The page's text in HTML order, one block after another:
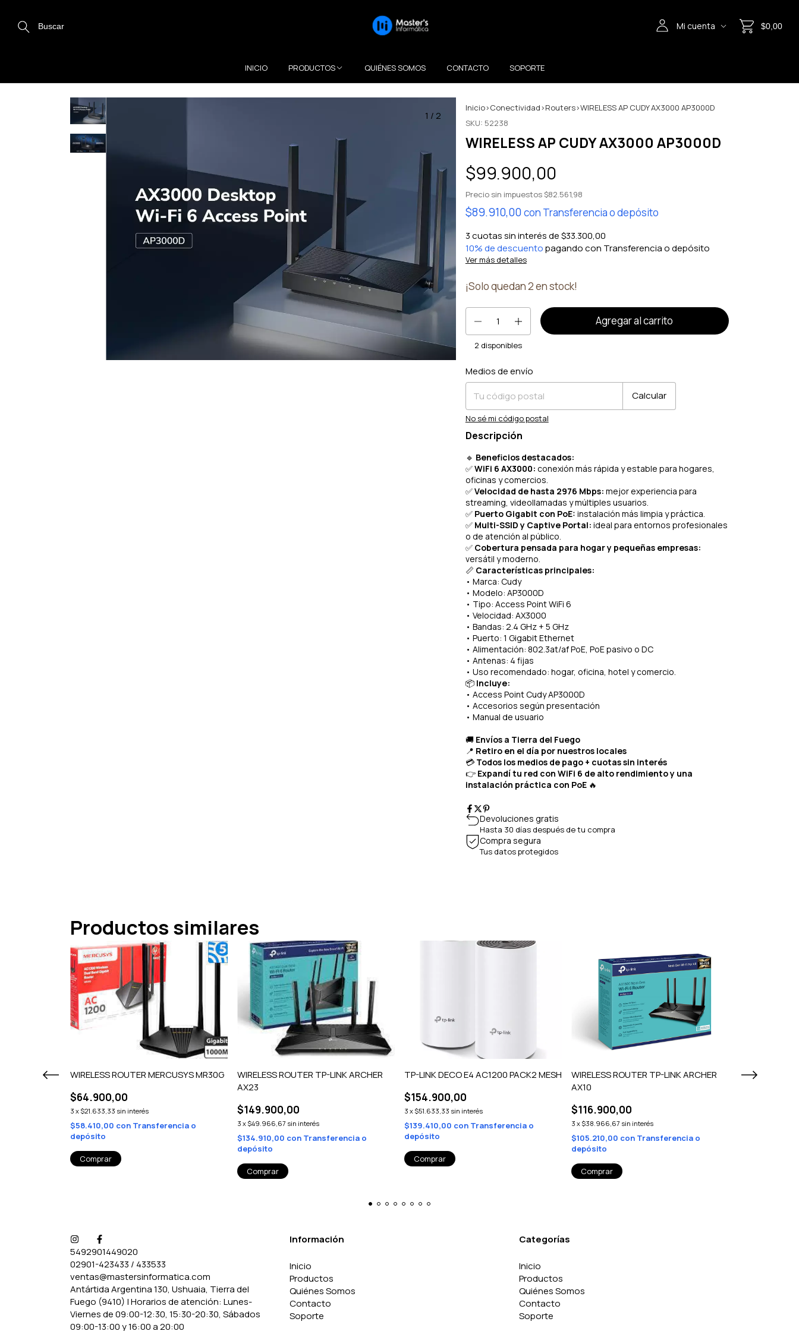
Buscar Mi cuenta $0,00
INICIO PRODUCTOS QUIÉNES SOMOS CONTACTO SOPORTE
1 / 2
Inicio>Conectividad>Routers>WIRELESS AP CUDY AX3000 AP3000D
SKU: 52238
WIRELESS AP CUDY AX3000 AP3000D
$99.900,00
Precio sin impuestos$82.561,98
$89.910,00con Transferencia o depósito
3cuotas sin interés de$33.300,00
10% de descuentopagando con Transferencia o depósito
Ver más detalles
¡Solo quedan2en stock!
2 disponibles
Entregas para el CP:
Medios de envío
Calcular
No sé mi código postal
Descripción
🔹 Beneficios destacados:
✅WiFi 6 AX3000: conexión más rápida y estable para hogares,
oficinas y comercios.
✅Velocidad de hasta 2976 Mbps: mejor experiencia para
streaming, videollamadas y múltiples usuarios.
✅ Puerto Gigabit con PoE: instalación más limpia y práctica.
✅ Multi-SSID y Captive Portal: ideal para entornos profesionales
o de atención al público.
✅ Cobertura pensada para hogar y pequeñas empresas:
versátil y moderno.
📏 Características principales:
• Marca: Cudy
• Modelo: AP3000D
• Tipo: Access Point WiFi 6
• Velocidad: AX3000
• Bandas: 2.4 GHz + 5 GHz
• Puerto: 1 Gigabit Ethernet
• Alimentación: 802.3at/af PoE, PoE pasivo o DC
• Antenas: 4 fijas
• Uso recomendado: hogar, oficina, hotel y comercio.
📦 Incluye:
• Access Point Cudy AP3000D
• Accesorios según presentación
• Manual de usuario
🚚 Envíos a Tierra del Fuego
📍 Retiro en el día por nuestros locales
💳 Todos los medios de pago + cuotas sin interés
👉 Expandí tu red con WiFi 6 de alto rendimiento y una
instalación práctica con PoE🔥
Devoluciones gratis
Hasta 30 días después de tu compra
Compra segura
Tus datos protegidos
Productos similares
X 3 M1300 WIRELESS ROUTER MERCUSYS MR30G
$64.900,00
3 x $21.633,33 sin interés
$58.410,00 con Transferencia o
depósito
WIRELESS ROUTER TP-LINK ARCHER
AX23
$149.900,00
3 x $49.966,67 sin interés
$134.910,00 con Transferencia o
depósito
TP-LINK DECO E4 AC1200 PACK2 MESH
$154.900,00
3 x $51.633,33 sin interés
$139.410,00 con Transferencia o
depósito
WIRELESS ROUTER TP-LINK ARCHER
AX10
$116.900,00
3 x $38.966,67 sin interés
$105.210,00 con Transferencia o
depósito
WIRELESS
5492901449020
02901-423433 / 433533
ventas@mastersinformatica.com
Antártida Argentina 130, Ushuaia, Tierra del
Fuego (9410) | Horarios de atención: Lunes-
Viernes de 09:00-12:30, 15:30-20:30, Sábados
09:00-13:00 y 16:00 a 20:00
Información
Inicio
Productos
Quiénes Somos
Contacto
Soporte
Categorías
Inicio
Productos
Quiénes Somos
Contacto
Soporte